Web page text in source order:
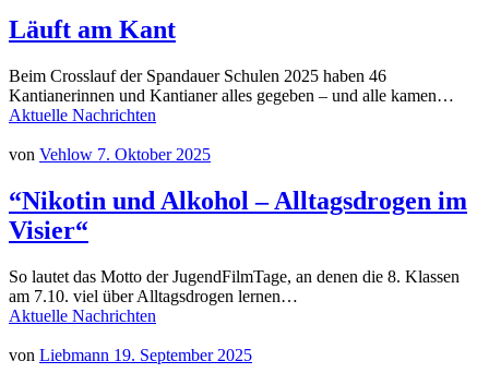
Läuft am Kant
Beim Crosslauf der Spandauer Schulen 2025 haben 46
Kantianerinnen und Kantianer alles gegeben – und alle kamen…
Aktuelle Nachrichten
von Vehlow 7. Oktober 2025
“Nikotin und Alkohol – Alltagsdrogen im
Visier“
So lautet das Motto der JugendFilmTage, an denen die 8. Klassen
am 7.10. viel über Alltagsdrogen lernen…
Aktuelle Nachrichten
von Liebmann 19. September 2025